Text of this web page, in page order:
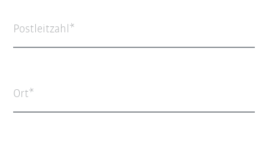
Postleitzahl
Ort